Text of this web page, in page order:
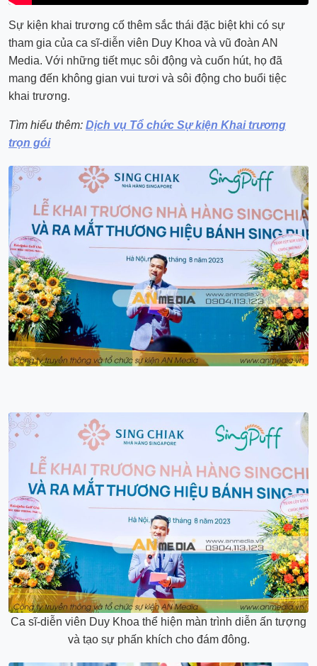
Sự kiện khai trương cố thêm sắc thái đặc biệt khi có sự
tham gia của ca sĩ-diễn viên Duy Khoa và vũ đoàn AN
Media. Với những tiết mục sôi động và cuốn hút, họ đã
mang đến không gian vui tươi và sôi động cho buổi tiệc
khai trương.
Tìm hiểu thêm: Dịch vụ Tổ chức Sự kiện Khai trương
trọn gói
Ca sĩ-diễn viên Duy Khoa thể hiện màn trình diễn ấn tượng
và tạo sự phấn khích cho đám đông.